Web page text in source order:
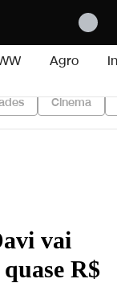
Agro
Cinema
vai
R$